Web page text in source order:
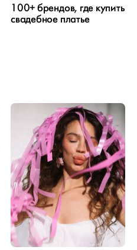
100+ брендов, где купить
свадебное платье